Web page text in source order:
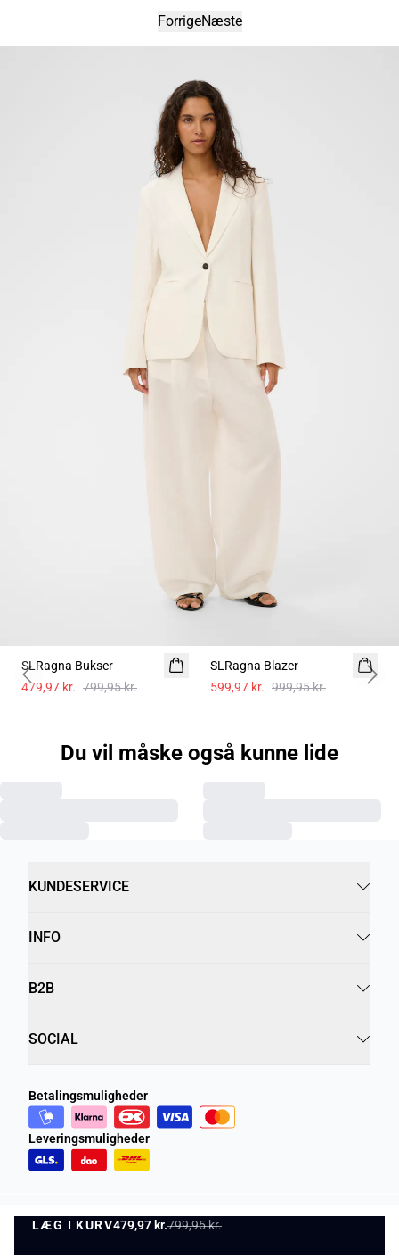
LÆG I KURV479,97 kr.799,95 kr.
LÆG I KURV
ForrigeNæste
Hør
SLRagna Bukser
479,97 kr. 799,95 kr.
Hør
SLRagna Blazer
599,97 kr. 999,95 kr.
Previous slide Next
Du vil måske også kunne lide
KUNDESERVICE
INFO
B2B
SOCIAL
Betalingsmuligheder
Leveringsmuligheder
Privatlivspolitik Vilkår og betingelser